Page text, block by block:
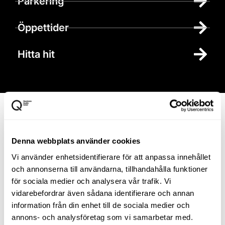
Denna webbplats använder cookies
Vi använder enhetsidentifierare för att anpassa innehållet
och annonserna till användarna, tillhandahålla funktioner
för sociala medier och analysera vår trafik. Vi
vidarebefordrar även sådana identifierare och annan
information från din enhet till de sociala medier och
annons- och analysföretag som vi samarbetar med.
Öppettider
Hitta hit
Anmäl dig till
nyhetsbrev
Bli vän med oss så får du
tips och information om
nya butiker, varumärken
och när det händer något
extra roligt och intressant